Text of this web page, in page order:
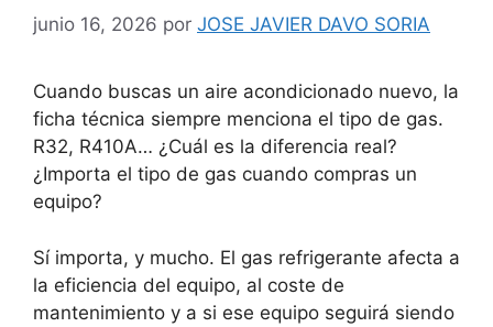
junio 16, 2026 por JOSE JAVIER DAVO SORIA
Cuando buscas un aire acondicionado nuevo, la
ficha técnica siempre menciona el tipo de gas.
R32, R410A… ¿Cuál es la diferencia real?
¿Importa el tipo de gas cuando compras un
equipo?
Sí importa, y mucho. El gas refrigerante afecta a
la eficiencia del equipo, al coste de
mantenimiento y a si ese equipo seguirá siendo